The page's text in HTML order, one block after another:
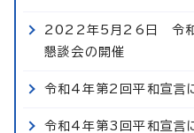
2022年5月26日 令和
懇談会の開催
令和4年第2回平和宣言
令和4年第3回平和宣言